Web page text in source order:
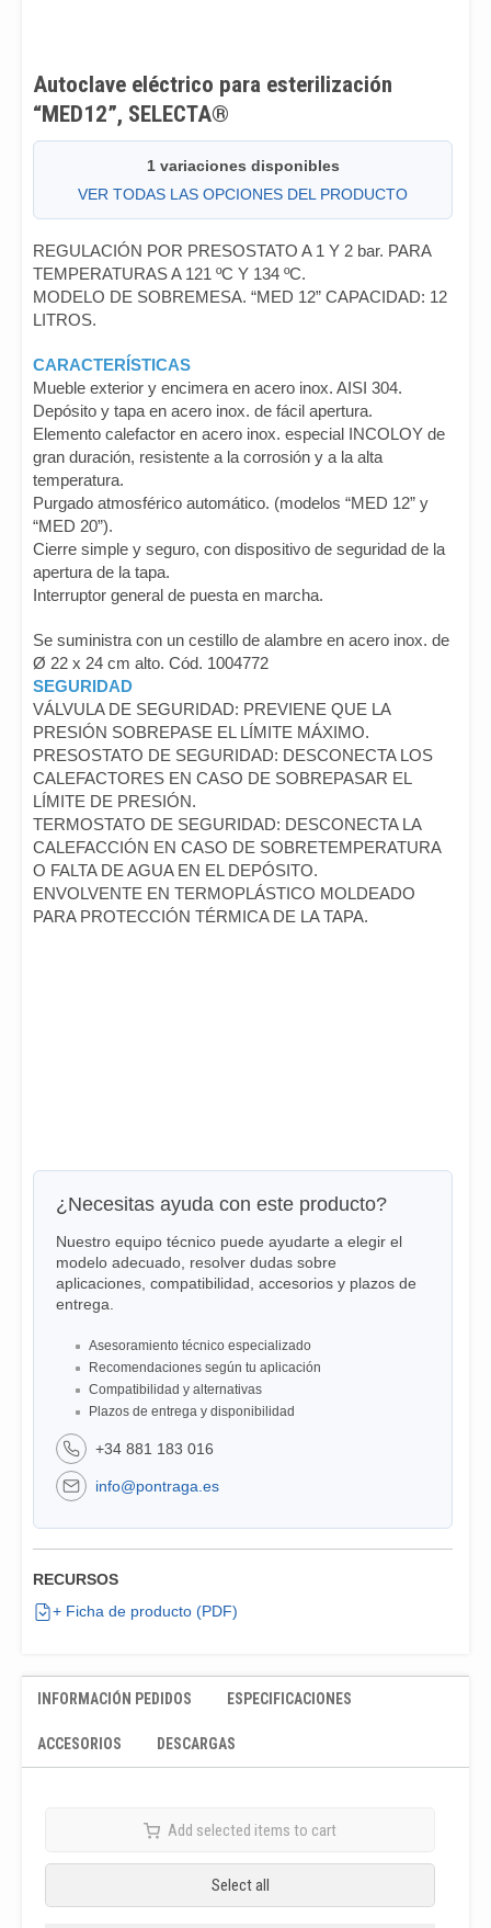
Autoclave eléctrico para esterilización
“MED12”, SELECTA®
1 variaciones disponibles
VER TODAS LAS OPCIONES DEL PRODUCTO
REGULACIÓN POR PRESOSTATO A 1 Y 2 bar. PARA
TEMPERATURAS A 121 ºC Y 134 ºC.
MODELO DE SOBREMESA. “MED 12” CAPACIDAD: 12
LITROS.
CARACTERÍSTICAS
Mueble exterior y encimera en acero inox. AISI 304.
Depósito y tapa en acero inox. de fácil apertura.
Elemento calefactor en acero inox. especial INCOLOY de
gran duración, resistente a la corrosión y a la alta
temperatura.
Purgado atmosférico automático. (modelos “MED 12” y
“MED 20”).
Cierre simple y seguro, con dispositivo de seguridad de la
apertura de la tapa.
Interruptor general de puesta en marcha.
Se suministra con un cestillo de alambre en acero inox. de
Ø 22 x 24 cm alto. Cód. 1004772
SEGURIDAD
VÁLVULA DE SEGURIDAD: PREVIENE QUE LA
PRESIÓN SOBREPASE EL LÍMITE MÁXIMO.
PRESOSTATO DE SEGURIDAD: DESCONECTA LOS
CALEFACTORES EN CASO DE SOBREPASAR EL
LÍMITE DE PRESIÓN.
TERMOSTATO DE SEGURIDAD: DESCONECTA LA
CALEFACCIÓN EN CASO DE SOBRETEMPERATURA
O FALTA DE AGUA EN EL DEPÓSITO.
ENVOLVENTE EN TERMOPLÁSTICO MOLDEADO
PARA PROTECCIÓN TÉRMICA DE LA TAPA.
¿Necesitas ayuda con este producto?
Nuestro equipo técnico puede ayudarte a elegir el
modelo adecuado, resolver dudas sobre
aplicaciones, compatibilidad, accesorios y plazos de
entrega.
Asesoramiento técnico especializado
Recomendaciones según tu aplicación
Compatibilidad y alternativas
Plazos de entrega y disponibilidad
+34 881 183 016
info@pontraga.es
RECURSOS
+ Ficha de producto (PDF)
INFORMACIÓN PEDIDOS ESPECIFICACIONES
ACCESORIOS DESCARGAS
Add selected items to cart
Select all